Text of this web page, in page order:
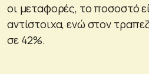
οι μεταφορές, το ποσοστό
αντίστοιχα, ενώ στον
σε 42%.